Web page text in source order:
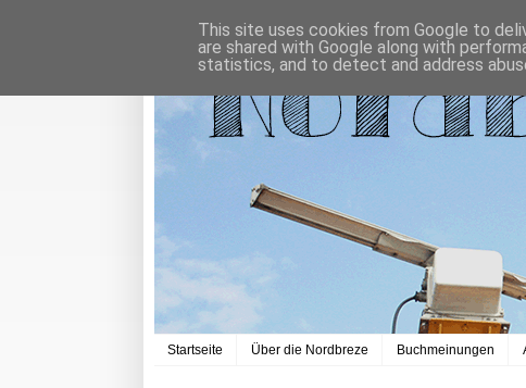
Startseite Über die Nordbreze Buchmeinungen
This site uses cookies from Google to
are shared with Google along with
statistics, and to detect and address